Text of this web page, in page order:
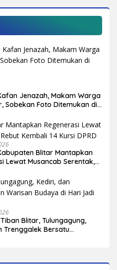
Jenazah, Makam Warga
Sobekan Foto Ditemukan di
Blitar Mantapkan
Lewat Musancab Serentak,
Blitar, Tulungagung,
Trenggalek Bersatu